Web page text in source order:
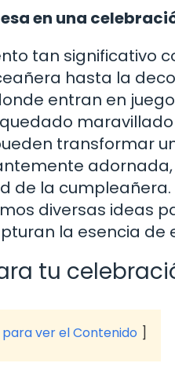
en una
tan significativo
hasta la
entran en
transformar
adornada,
la cumpleañera.
diversas ideas
la esencia
tu
ver el Contenido